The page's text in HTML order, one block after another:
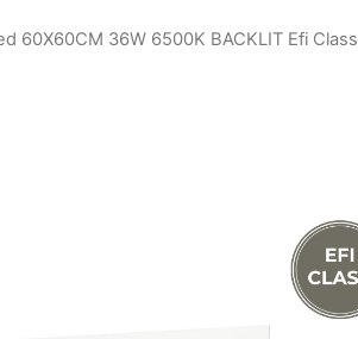
60X60CM 36W 6500K BACKLIT Efi Class